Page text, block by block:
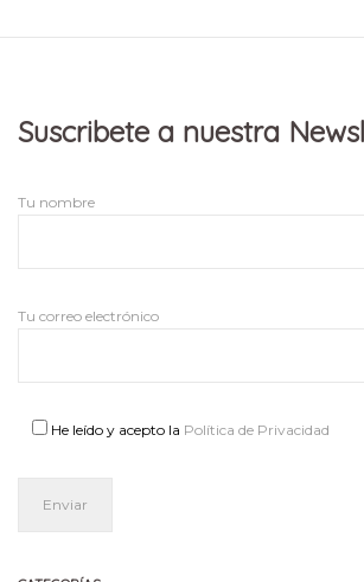
Suscribete a nuestra
Tu nombre
Tu correo electrónico
He leído y acepto la Política de Privacidad